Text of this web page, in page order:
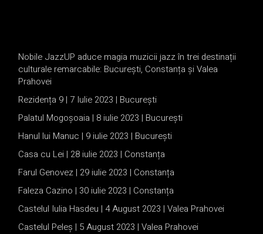
Nobile JazzUP aduce magia muzicii jazz în trei destinații
culturale remarcabile: București, Constanța și Valea
Prahovei
Rezidența 9 | 7 Iulie 2023 | București
Palatul Mogoșoaia | 8 iulie 2023 | București
Hanul lui Manuc | 9 iulie 2023 | București
Casa cu Lei | 28 iulie 2023 | Constanța
Farul Genovez | 29 iulie 2023 | Constanța
Faleza Cazino | 30 iulie 2023 | Constanța
Castelul Iulia Hasdeu | 4 August 2023 | Valea Prahovei
Castelul Peleș | 5 August 2023 | Valea Prahovei